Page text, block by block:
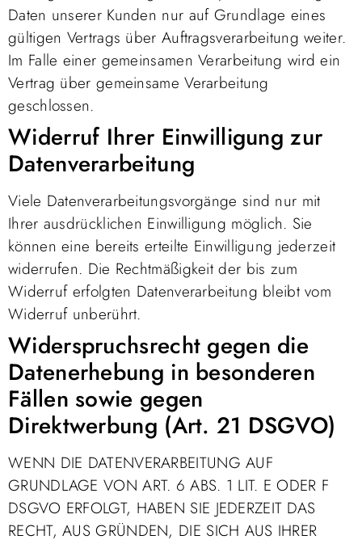
Daten unserer Kunden nur auf Grundlage eines
gültigen Vertrags über Auftragsverarbeitung weiter.
Im Falle einer gemeinsamen Verarbeitung wird ein
Vertrag über gemeinsame Verarbeitung
geschlossen.
Widerruf Ihrer Einwilligung zur
Datenverarbeitung
Viele Datenverarbeitungsvorgänge sind nur mit
Ihrer ausdrücklichen Einwilligung möglich. Sie
können eine bereits erteilte Einwilligung jederzeit
widerrufen. Die Rechtmäßigkeit der bis zum
Widerruf erfolgten Datenverarbeitung bleibt vom
Widerruf unberührt.
Widerspruchsrecht gegen die
Datenerhebung in besonderen
Fällen sowie gegen
Direktwerbung (Art. 21 DSGVO)
WENN DIE DATENVERARBEITUNG AUF
GRUNDLAGE VON ART. 6 ABS. 1 LIT. E ODER F
DSGVO ERFOLGT, HABEN SIE JEDERZEIT DAS
RECHT, AUS GRÜNDEN, DIE SICH AUS IHRER